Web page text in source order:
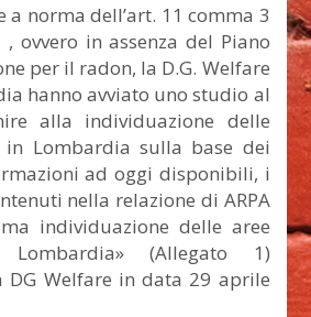
a norma dell’art. 11 comma 3
ovvero in assenza del Piano
per il radon, la D.G. Welfare
hanno avviato uno studio al
alla individuazione delle
Lombardia sulla base dei
ad oggi disponibili, i
nella relazione di ARPA
individuazione delle aree
(Allegato 1)
DG Welfare in data 29 aprile